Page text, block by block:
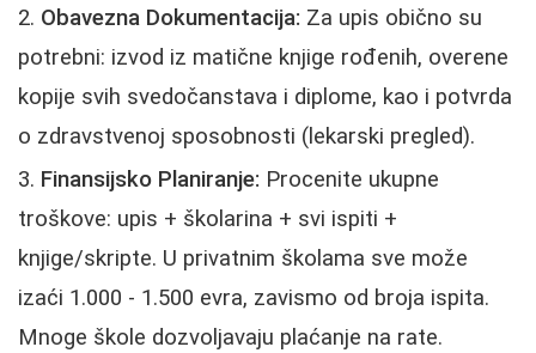
Obavezna Dokumentacija: Za upis obično su
potrebni: izvod iz matične knjige rođenih, overene
kopije svih svedočanstava i diplome, kao i potvrda
o zdravstvenoj sposobnosti (lekarski pregled).
Finansijsko Planiranje: Procenite ukupne
troškove: upis + školarina + svi ispiti +
knjige/skripte. U privatnim školama sve može
izaći 1.000 - 1.500 evra, zavismo od broja ispita.
Mnoge škole dozvoljavaju plaćanje na rate.